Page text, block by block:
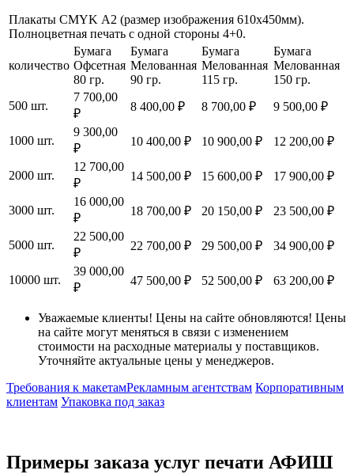
Плакаты CMYK А2 (размер изображения 610х450мм).
Полноцветная печать с одной стороны 4+0.
количество
Бумага
Офсетная
80 гр.
Бумага
Мелованная
90 гр.
Бумага
Мелованная
115 гр.
Бумага
Мелованная
150 гр.
500 шт.
7 700,00
₽
8 400,00 ₽ 8 700,00 ₽ 9 500,00 ₽
1000 шт.
9 300,00
₽
10 400,00 ₽ 10 900,00 ₽ 12 200,00 ₽
2000 шт.
12 700,00
₽
14 500,00 ₽ 15 600,00 ₽ 17 900,00 ₽
3000 шт.
16 000,00
₽
18 700,00 ₽ 20 150,00 ₽ 23 500,00 ₽
5000 шт.
22 500,00
₽
22 700,00 ₽ 29 500,00 ₽ 34 900,00 ₽
10000 шт.
39 000,00
₽
47 500,00 ₽ 52 500,00 ₽ 63 200,00 ₽
Уважаемые клиенты! Цены на сайте обновляются! Цены
на сайте могут меняться в связи с изменением
стоимости на расходные материалы у поставщиков.
Уточняйте актуальные цены у менеджеров.
Требования к макетамРекламным агентствам Корпоративным
клиентам Упаковка под заказ
Примеры заказа услуг печати АФИШ